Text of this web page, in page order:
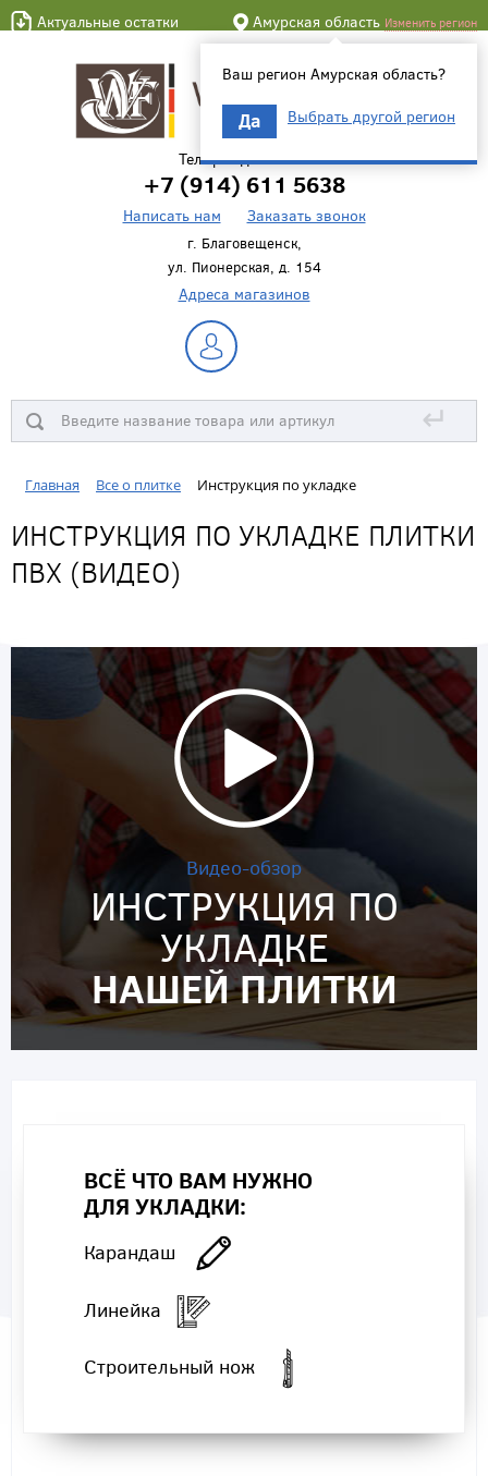
Актуальные остатки Амурская область Изменить регион
Ваш регион Амурская область?
Да Выбрать другой регион
Телефон для связи
+7 (914) 611 5638
Написать нам Заказать звонок
г. Благовещенск,
ул. Пионерская, д. 154
Адреса магазинов
↵
Главная Все о плитке Инструкция по укладке
ИНСТРУКЦИЯ ПО УКЛАДКЕ ПЛИТКИ
ПВХ (ВИДЕО)
Видео-обзор
ИНСТРУКЦИЯ ПО
УКЛАДКЕ
НАШЕЙ ПЛИТКИ
ВСЁ ЧТО ВАМ НУЖНО
ДЛЯ УКЛАДКИ:
Карандаш
Линейка
Строительный нож